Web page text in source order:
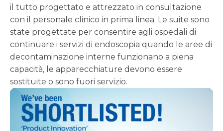
il tutto progettato e attrezzato in consultazione
con il personale clinico in prima linea. Le suite sono
state progettate per consentire agli ospedali di
continuare i servizi di endoscopia quando le aree di
decontaminazione interne funzionano a piena
capacità, le apparecchiature devono essere
sostituite o sono fuori servizio.